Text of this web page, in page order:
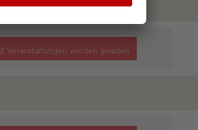
2 Veranstaltungen werden geladen